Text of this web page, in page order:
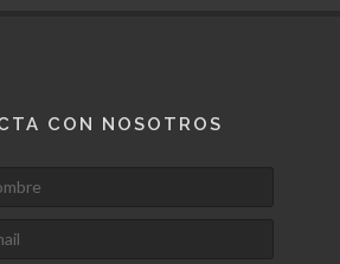
CON NOSOTROS